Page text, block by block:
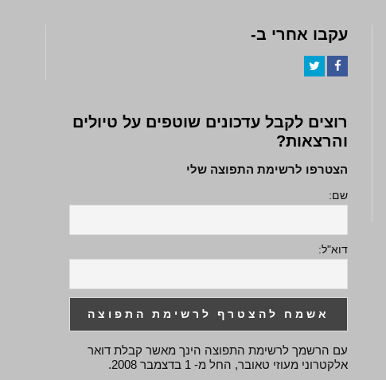
עקבו אחרי ב-
רוצים לקבל עדכונים שוטפים על טיולים
והרצאות?
הצטרפו לרשימת התפוצה שלי
שם:
דוא"ל:
עם הרשמך לרשימת התפוצה הינך מאשר קבלת דואר
אלקטרוני מעוזי טאובר, החל מ- 1 בדצמבר 2008.